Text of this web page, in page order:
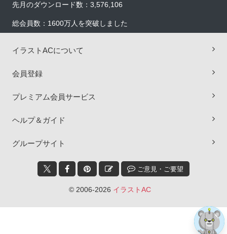
先月のダウンロード数：3,576,106
総会員数：1600万人を突破しました
イラストACについて
会員登録
プレミアム会員サービス
ヘルプ＆ガイド
グループサイト
ご意見・ご要望
© 2006-2026 イラストAC